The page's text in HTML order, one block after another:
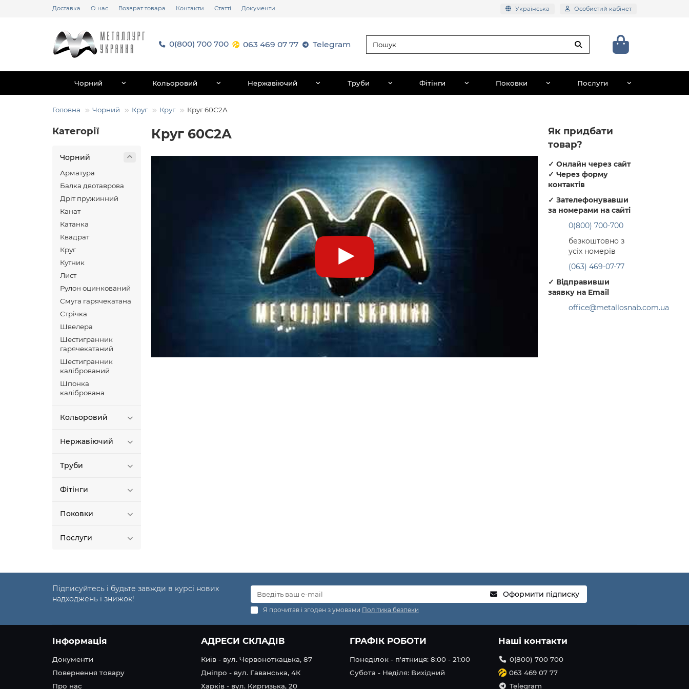
Доставка О нас Возврат товара Контакти Статті Документи Українська Особистий кабінет
0(800) 700 700 063 469 07 77 Telegram
Чорний Кольоровий Нержавіючий Труби Фітінги Поковки Послуги
Головна Чорний Круг Круг Круг 60С2А
Категорії
Чорний
Арматура
Балка двотаврова
Дріт пружинний
Канат
Катанка
Квадрат
Круг
Кутник
Лист
Рулон оцинкований
Смуга гарячекатана
Стрічка
Швелера
Шестигранник
гарячекатаний
Шестигранник
калібрований
Шпонка
калібрована
Кольоровий
Нержавіючий
Труби
Фітінги
Поковки
Послуги
Круг 60С2А
Як придбати
товар?
✓ Онлайн через сайт
✓ Через форму
контактів
✓ Зателефонувавши
за номерами на сайті
0(800) 700-700
безкоштовно з
усіх номерів
(063) 469-07-77
✓ Відправивши
заявку на Email
office@metallosnab.com.ua
Підписуйтесь і будьте завжди в курсі нових
надходжень і знижок!
Оформити підписку
Я прочитав і згоден з умовами Політика безпеки
Інформація
Документи
Повернення товару
Про нас
АДРЕСИ СКЛАДІВ
Київ - вул. Червоноткацька, 87
Дніпро - вул. Гаванська, 4К
Харків - вул. Киргизька, 20
ГРАФІК РОБОТИ
Понеділок - п'ятниця: 8:00 - 21:00
Субота - Неділя: Вихідний
Наші контакти
0(800) 700 700
063 469 07 77
Telegram